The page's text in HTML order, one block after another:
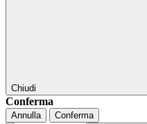
Chiudi
Conferma
Annulla Conferma